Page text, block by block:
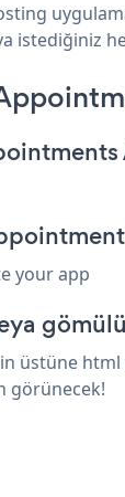
istediğiniz
your app
html
görünecek!